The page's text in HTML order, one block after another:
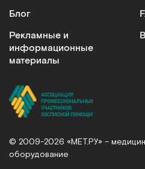
индивидуальная
Подъемники для
плавность перемещения
вес до 200 кг, просты в
Блог
Рекламные и
информационные
материалы
© 2009-2026 «МЕТ.РУ» –
оборудование